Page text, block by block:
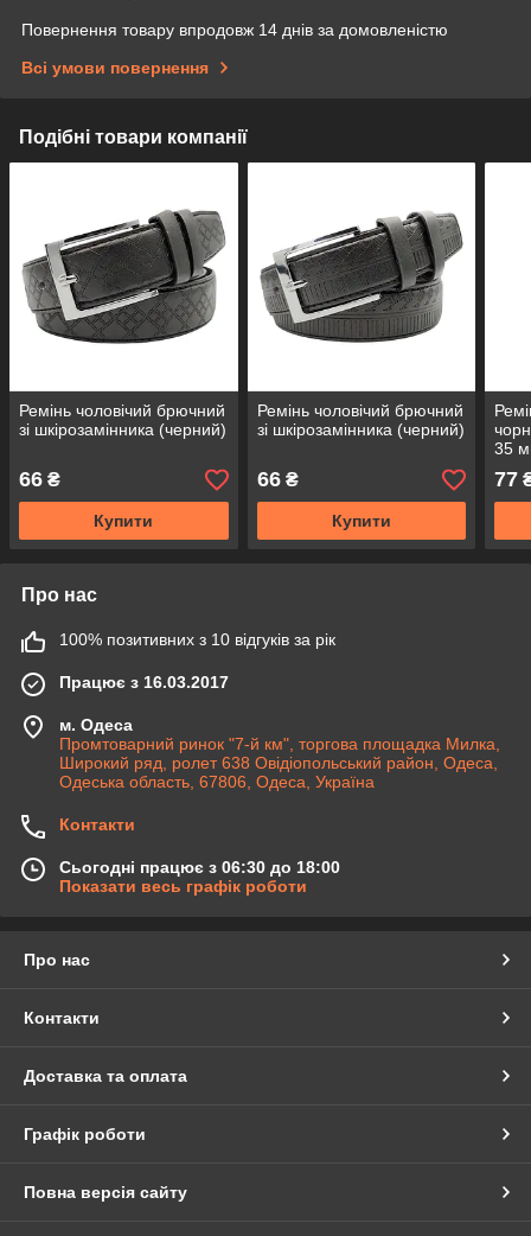
Повернення товару впродовж 14 днів за домовленістю
Всі умови повернення
Подібні товари компанії
Ремінь чоловічий брючний
зі шкірозамінника (черний)
66 ₴
Купити
Ремінь чоловічий брючний
зі шкірозамінника (черний)
66₴
Купити
35
77
Про нас
100% позитивних з 10 відгуків за рік
Працює з 16.03.2017
м. Одеса
Промтоварний ринок "7-й км", торгова площадка Милка,
Широкий ряд, ролет 638 Овідіопольський район, Одеса,
Одеська область, 67806, Одеса, Україна
Контакти
Сьогодні працює з 06:30 до 18:00
Показати весь графік роботи
Про нас
Контакти
Доставка та оплата
Графік роботи
Повна версія сайту